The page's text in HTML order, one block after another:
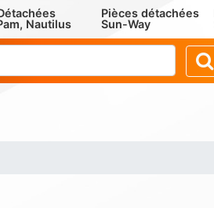
Nautilus
Pièces détachées
Sun-Way